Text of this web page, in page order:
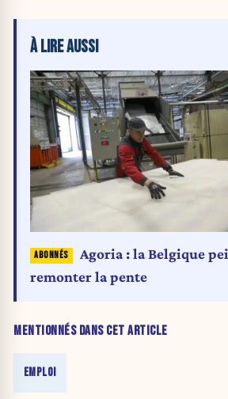
MENTIONNÉS DANS CET ARTICLE
EMPLOI
À LIRE AUSSI
Agoria : la Belgique
remonter la pente